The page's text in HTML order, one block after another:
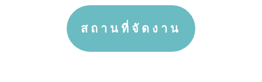
สถานที่จัดงาน